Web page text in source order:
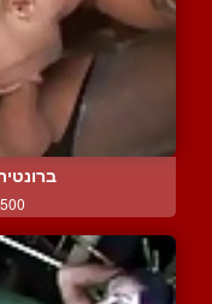
4500